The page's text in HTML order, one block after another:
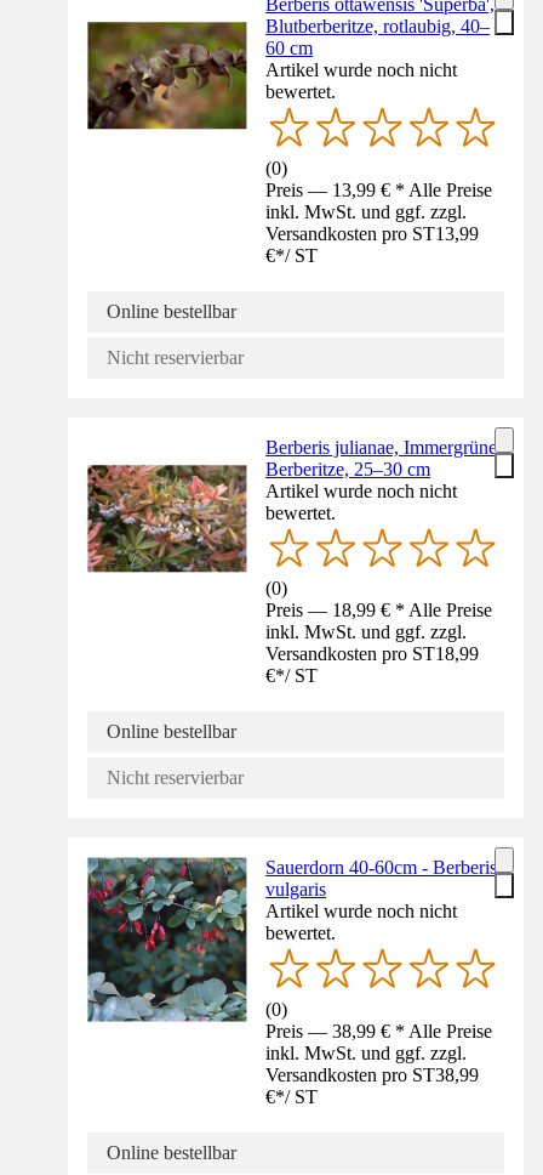
Blutberberitze, rotlaubig, 40–
60 cm
Artikel wurde noch nicht
bewertet.
(0)
Preis — 13,99 € * Alle Preise
inkl. MwSt. und ggf. zzgl.
Versandkosten pro ST13,99
€*/ ST
Online bestellbar
Nicht reservierbar
Berberis julianae, Immergrüne
Berberitze, 25–30 cm
Artikel wurde noch nicht
bewertet.
(0)
Preis — 18,99 € * Alle Preise
inkl. MwSt. und ggf. zzgl.
Versandkosten pro ST18,99
€*/ ST
Online bestellbar
Nicht reservierbar
Sauerdorn 40-60cm - Berberis
vulgaris
Artikel wurde noch nicht
bewertet.
(0)
Preis — 38,99 € * Alle Preise
inkl. MwSt. und ggf. zzgl.
Versandkosten pro ST38,99
€*/ ST
Online bestellbar